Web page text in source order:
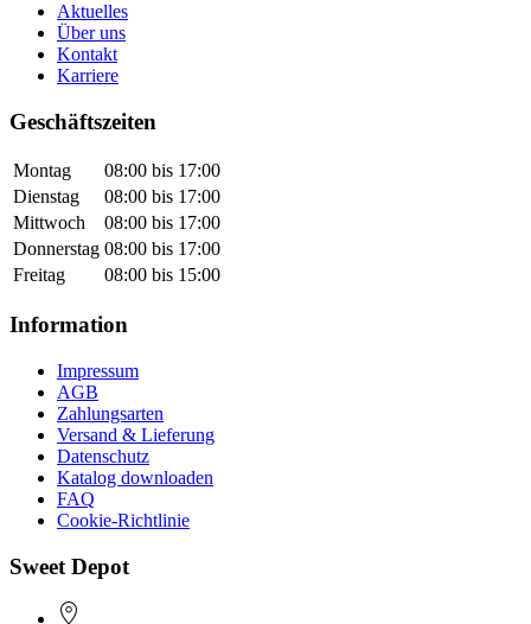
Aktuelles
Über uns
Kontakt
Karriere
Geschäftszeiten
Montag
08:00 bis 17:00
Dienstag
08:00 bis 17:00
Mittwoch
08:00 bis 17:00
Donnerstag 08:00 bis 17:00
Freitag
08:00 bis 15:00
Information
Impressum
AGB
Zahlungsarten
Versand & Lieferung
Datenschutz
Katalog downloaden
FAQ
Cookie-Richtlinie
Sweet Depot